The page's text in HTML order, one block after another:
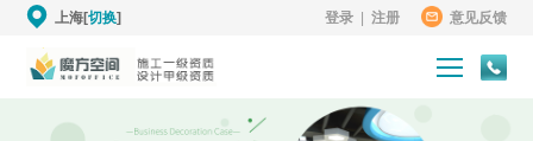
上海[切换] 登录 注册 意见反馈